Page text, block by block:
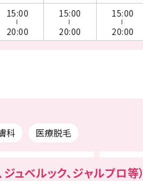
15:00
20:00
15:00
20:00
15:00
20:00
科 医療脱毛
ュベルック、ジャルプロ等）